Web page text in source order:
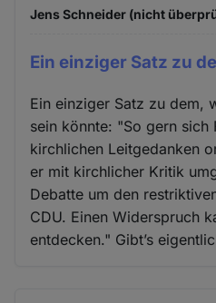
Jens Schneider (nicht
Ein einziger Satz zu
Ein einziger Satz zu dem,
sein könnte: "So gern sich
kirchlichen Leitgedanken
er mit kirchlicher Kritik
Debatte um den
CDU. Einen Widerspruch
entdecken." Gibt’s